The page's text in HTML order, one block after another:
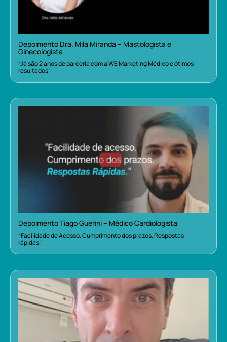
Depoimento Dra. Mila Miranda – Mastologista e
Ginecologista
“Já são 2 anos de parceria com a WE Marketing Médico e ótimos
resultados”
Depoimento Tiago Guerini – Médico Cardiologista
“Facilidade de Acesso. Cumprimento dos prazos. Respostas
rápidas.”